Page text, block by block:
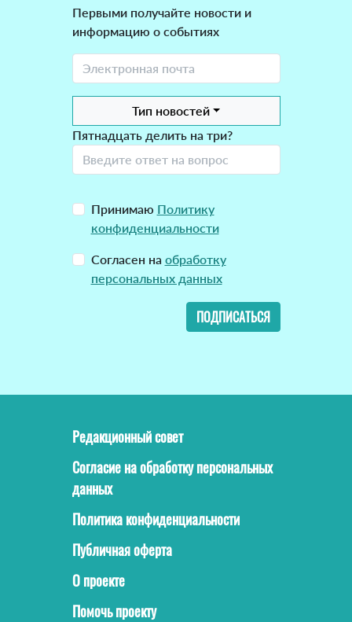
Первыми получайте новости и
информацию о событиях
Тип новостей
Пятнадцать делить на три?
Принимаю Политику
конфиденциальности
Согласен на обработку
персональных данных
ПОДПИСАТЬСЯ
Редакционный совет
Согласие на обработку персональных
данных
Политика конфиденциальности
Публичная оферта
О проекте
Помочь проекту